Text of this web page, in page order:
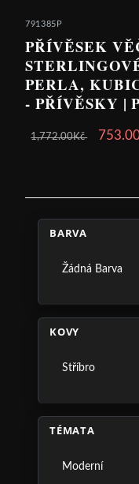
791385P
PŘÍVĚSEK
PERLA,
- PŘÍVĚSKY |
1,772.00Kč
BARVA
Žádná Barva
KOVY
Stříbro
TÉMATA
Moderní